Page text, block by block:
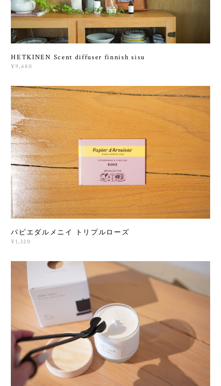
HETKINEN Scent diffuser finnish sisu
¥9,680
パピエダルメニイ トリプルローズ
¥1,320